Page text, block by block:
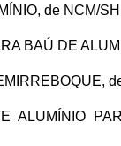
de NCM/
BAÚ DE
ALUMÍNIO